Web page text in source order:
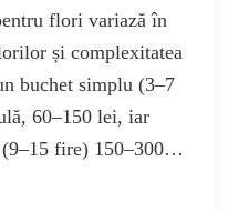
flori variază în
și complexitatea
buchet simplu (3–7
60–150 lei, iar
(9–15 fire) 150–300…